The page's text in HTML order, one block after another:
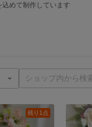
めて制作しています
残り1点